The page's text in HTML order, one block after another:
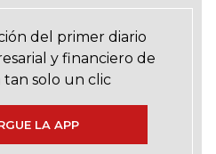
del primer diario
y financiero de
tan solo un clic
LA APP